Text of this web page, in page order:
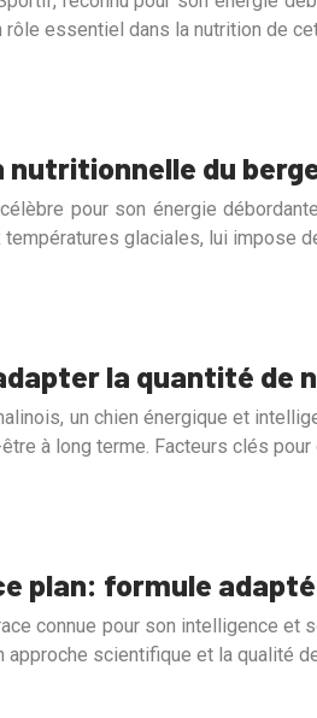
rôle essentiel dans la nutrition de
du
pour son énergie
températures glaciales, lui impose
la quantité de
un chien énergique et
à long terme. Facteurs clés
plan: formule
connue pour son intelligence et
approche scientifique et la qualité